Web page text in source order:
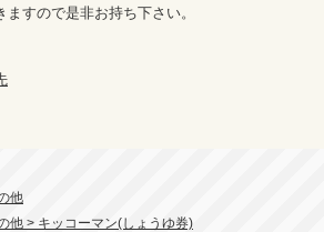
すので是非お持ち下さい。
他
他 > キッコーマン(しょうゆ券)